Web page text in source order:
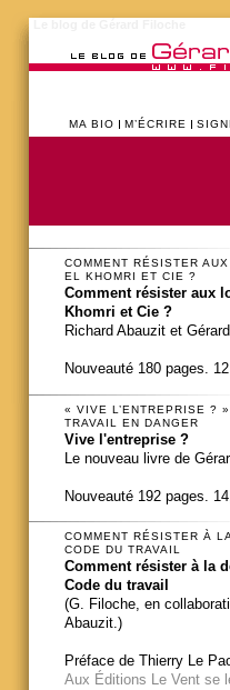
MA BIO M’ÉCRIRE
COMMENT RÉSISTER
EL KHOMRI ET CIE ?
Comment résister aux
Khomri et Cie ?
Richard Abauzit et
Nouveauté 180 pages.
« VIVE L’ENTREPRISE ?
TRAVAIL EN DANGER
Vive l'entreprise ?
Le nouveau livre de
Nouveauté 192 pages.
COMMENT RÉSISTER À
CODE DU TRAVAIL
Comment résister à la
Code du travail
(G. Filoche, en
Abauzit.)
Préface de Thierry Le
Aux Éditions Le Vent se